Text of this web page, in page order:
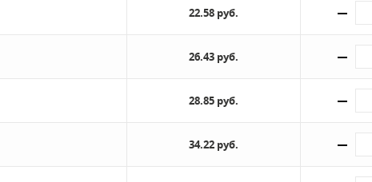
22.58 руб.
26.43 руб.
28.85 руб.
34.22 руб.